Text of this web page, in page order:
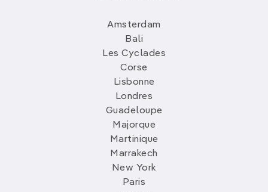
Amsterdam
Bali
Les Cyclades
Corse
Lisbonne
Londres
Guadeloupe
Majorque
Martinique
Marrakech
New York
Paris